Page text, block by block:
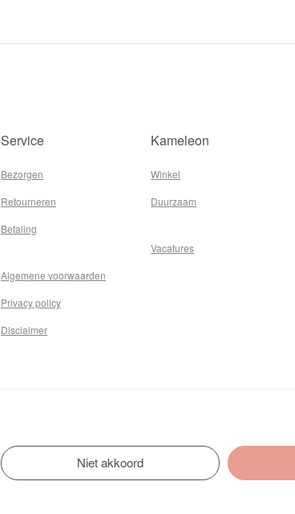
Service
Bezorgen
Retourneren
Betaling
Algemene voorwaarden
Privacy policy
Disclaimer
Kameleon
Winkel
Duurzaam
Vacatures